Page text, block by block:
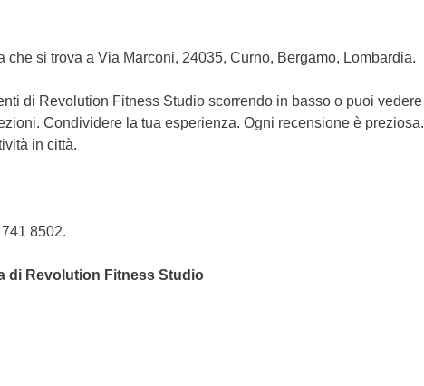
si trova a Via Marconi, 24035, Curno, Bergamo, Lombardia.
di Revolution Fitness Studio scorrendo in basso o puoi vedere
Condividere la tua esperienza. Ogni recensione è preziosa.
in città.
8502.
di Revolution Fitness Studio